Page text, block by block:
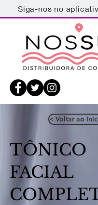
Siga-nos no
< Voltar ao
TÔNICO
FACIAL